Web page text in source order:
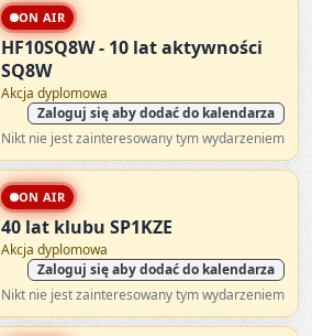
ON AIR
HF10SQ8W - 10 lat aktywności
SQ8W
Akcja dyplomowa
Zaloguj się aby dodać do kalendarza
Nikt nie jest zainteresowany tym wydarzeniem
ON AIR
40 lat klubu SP1KZE
Akcja dyplomowa
Zaloguj się aby dodać do kalendarza
Nikt nie jest zainteresowany tym wydarzeniem